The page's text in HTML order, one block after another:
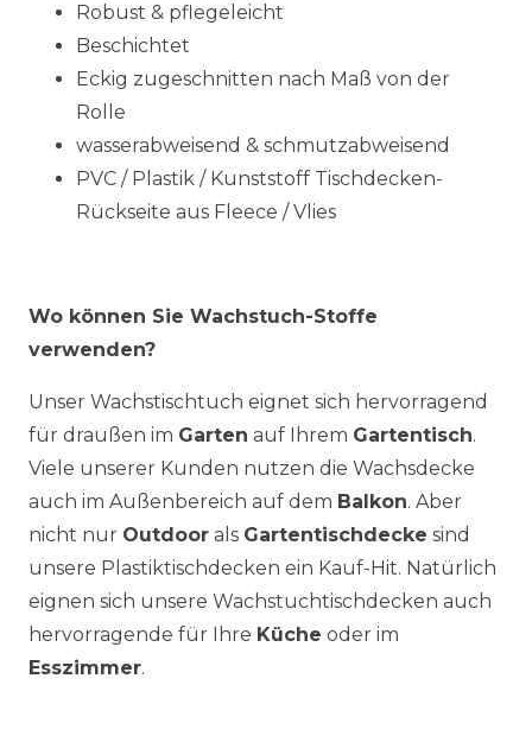
Robust & pflegeleicht
Beschichtet
Eckig zugeschnitten nach Maß von der
Rolle
wasserabweisend & schmutzabweisend
PVC / Plastik / Kunststoff Tischdecken-
Rückseite aus Fleece / Vlies
Wo können Sie Wachstuch-Stoffe
verwenden?
Unser Wachstischtuch eignet sich hervorragend
für draußen im Garten auf Ihrem Gartentisch.
Viele unserer Kunden nutzen die Wachsdecke
auch im Außenbereich auf dem Balkon. Aber
nicht nur Outdoor als Gartentischdecke sind
unsere Plastiktischdecken ein Kauf-Hit. Natürlich
eignen sich unsere Wachstuchtischdecken auch
hervorragende für Ihre Küche oder im
Esszimmer.